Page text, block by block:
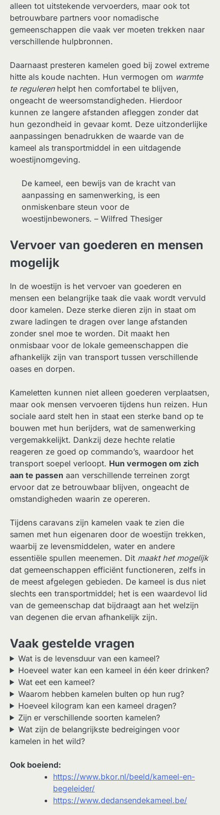
alleen tot uitstekende vervoerders, maar ook tot
betrouwbare partners voor nomadische
gemeenschappen die vaak ver moeten trekken naar
verschillende hulpbronnen.
Daarnaast presteren kamelen goed bij zowel extreme
hitte als koude nachten. Hun vermogen om warmte
te regulerenhelpt hen comfortabel te blijven,
ongeacht de weersomstandigheden. Hierdoor
kunnen ze langere afstanden afleggen zonder dat
hun gezondheid in gevaar komt. Deze uitzonderlijke
aanpassingen benadrukken de waarde van de
kameel als transportmiddel in een uitdagende
woestijnomgeving.
De kameel, een bewijs van de kracht van
aanpassing en samenwerking, is een
onmiskenbare steun voor de
woestijnbewoners. – Wilfred Thesiger
Vervoer van goederen en mensen
mogelijk
In de woestijn is het vervoer van goederen en
mensen een belangrijke taak die vaak wordt vervuld
door kamelen. Deze sterke dieren zijn in staat om
zware ladingen te dragen over lange afstanden
zonder snel moe te worden. Dit maakt hen
onmisbaar voor de lokale gemeenschappen die
afhankelijk zijn van transport tussen verschillende
oases en dorpen.
Kameletten kunnen niet alleen goederen verplaatsen,
maar ook mensen vervoeren tijdens hun reizen. Hun
sociale aard stelt hen in staat een sterke band op te
bouwen met hun berijders, wat de samenwerking
vergemakkelijkt. Dankzij deze hechte relatie
reageren ze goed op commando’s, waardoor het
transport soepel verloopt. Hun vermogen om zich
aan te passen aan verschillende terreinen zorgt
ervoor dat ze betrouwbaar blijven, ongeacht de
omstandigheden waarin ze opereren.
Tijdens caravans zijn kamelen vaak te zien die
samen met hun eigenaren door de woestijn trekken,
waarbij ze levensmiddelen, water en andere
essentiële spullen meenemen. Dit maakt het mogelijk
dat gemeenschappen efficiënt functioneren, zelfs in
de meest afgelegen gebieden. De kameel is dus niet
slechts een transportmiddel; het is een waardevol lid
van de gemeenschap dat bijdraagt aan het welzijn
van degenen die ervan afhankelijk zijn.
Vaak gestelde vragen
Wat is de levensduur van een kameel?
Hoeveel water kan een kameel in één keer drinken?
Wat eet een kameel?
Waarom hebben kamelen bulten op hun rug?
Hoeveel kilogram kan een kameel dragen?
Zijn er verschillende soorten kamelen?
Wat zijn de belangrijkste bedreigingen voor
kamelen in het wild?
Ook boeiend:
https://www.bkor.nl/beeld/kameel-en-
begeleider/
https://www.dedansendekameel.be/